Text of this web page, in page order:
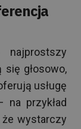
najprostszy
głosowo,
usługę
przykład
że wystarczy